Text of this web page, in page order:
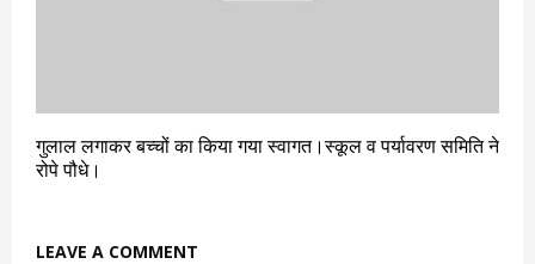
गुलाल लगाकर बच्चों का किया गया स्वागत।स्कूल व पर्यावरण समिति ने
रोपे पौधे।
LEAVE A COMMENT